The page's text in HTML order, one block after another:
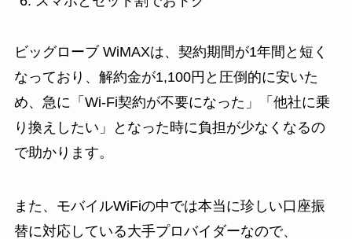
ビッグローブ WiMAXは、契約期間が1年間と短く
なっており、解約金が1,100円と圧倒的に安いた
め、急に「Wi-Fi契約が不要になった」「他社に乗
り換えしたい」となった時に負担が少なくなるの
で助かります。
また、モバイルWiFiの中では本当に珍しい口座振
替に対応している大手プロバイダーなので、